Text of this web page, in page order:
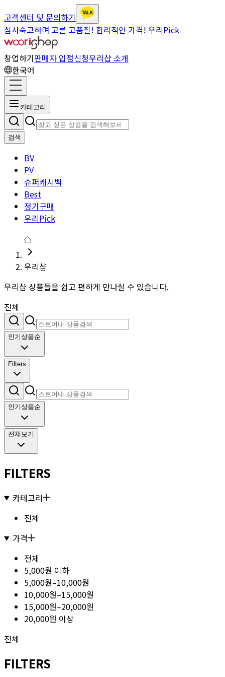
고객센터 및 문의하기
심사숙고하며 고른 고품질! 합리적인 가격! 우리Pick
창업하기판매자 입점신청우리샵 소개
한국어
카테고리
검색
BV
PV
슈퍼캐시백
Best
정기구매
우리Pick
우리샵
우리샵 상품들을 쉽고 편하게 만나실 수 있습니다.
전체
인기상품순
Filters
인기상품순
전체보기
FILTERS
카테고리
전체
가격
전체
5,000원 이하
5,000원–10,000원
10,000원–15,000원
15,000원–20,000원
20,000원 이상
전체
FILTERS